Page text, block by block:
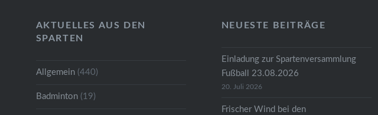
AKTUELLES AUS DEN
SPARTEN
Allgemein(440)
Badminton(19)
NEUESTE BEITRÄGE
Einladung zur Spartenversammlung
Fußball 23.08.2026
20. Juli 2026
Frischer Wind bei den